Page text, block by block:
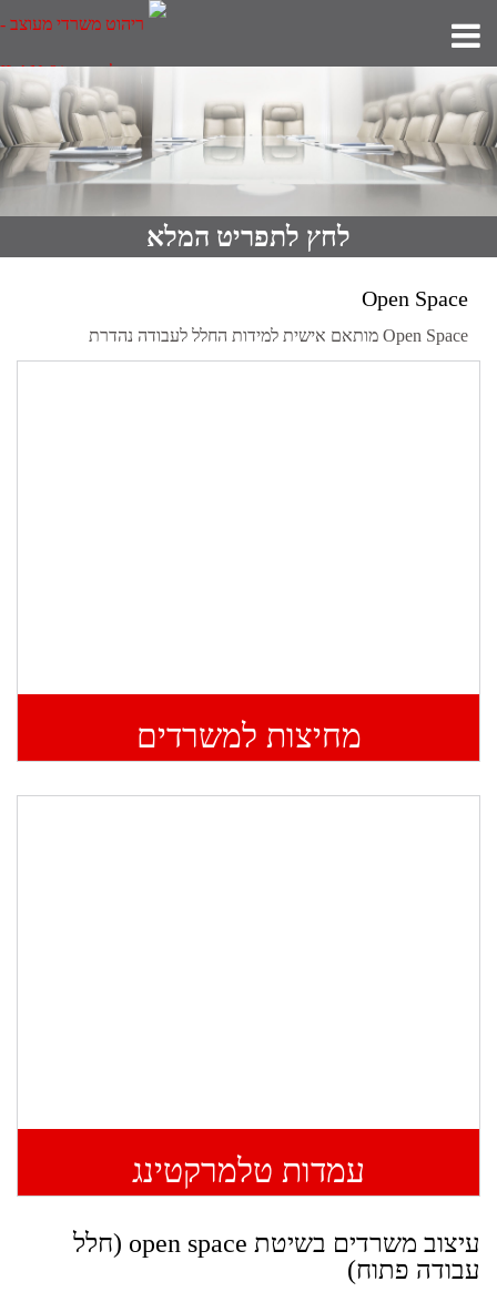
לחץ לתפריט המלא
Open Space
Open Space מותאם אישית למידות החלל לעבודה נהדרת
מחיצות למשרדים
עמדות טלמרקטינג
עיצוב משרדים בשיטת open space (חלל
עבודה פתוח)